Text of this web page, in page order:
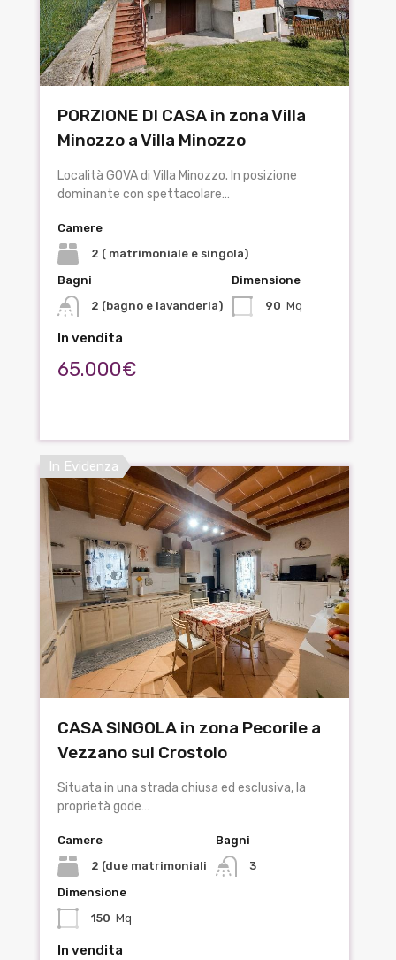
PORZIONE DI CASA in zona Villa
Minozzo a Villa Minozzo
Località GOVA di Villa Minozzo. In posizione
dominante con spettacolare…
Camere
2 ( matrimoniale e singola)
Bagni
2 (bagno e lavanderia)
Dimensione
90 Mq
In vendita
65.000€
In Evidenza
CASA SINGOLA in zona Pecorile a
Vezzano sul Crostolo
Situata in una strada chiusa ed esclusiva, la
proprietà gode…
Camere
2 (due matrimoniali
Bagni
3
Dimensione
150 Mq
In vendita